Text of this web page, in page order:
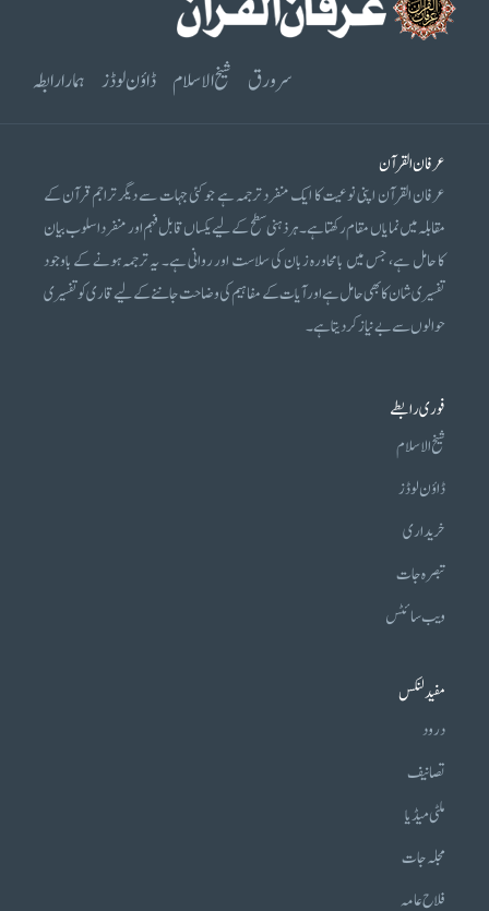
سرورق شیخ الاسلام ڈاؤن لوڈز ہمارا رابطہ
عرفان القرآن
عرفان القرآن اپنی نوعیت کا ایک منفرد ترجمہ ہے جو کئی جہات سے دیگر تراجم قرآن کے
مقابلہ میں نمایاں مقام رکھتا ہے۔ ہر ذہنی سطح کے لیے یکساں قابل فہم اور منفرد اسلوب بیان
کا حامل ہے، جس میں بامحاورہ زبان کی سلاست اور روانی ہے۔ یہ ترجمہ ہونے کے باوجود
تفسیری شان کا بھی حامل ہے اور آیات کے مفاہیم کی وضاحت جاننے کے لیے قاری کو تفسیری
حوالوں سے بے نیاز کر دیتا ہے۔
فوری رابطے
شیخ الاسلام
ڈاؤن لوڈز
خریداری
تبصرہ جات
ویب سائٹس
مفید لنکس
درود
تصانیف
ملٹی میڈیا
مجلہ جات
فلاح عامہ